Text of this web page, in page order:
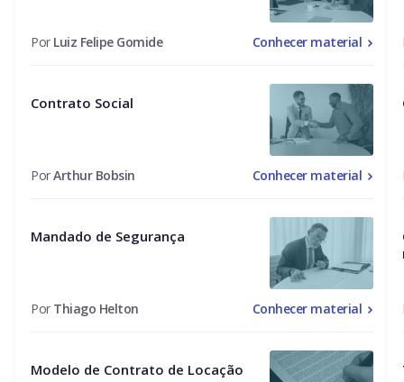
Por Luiz Felipe Gomide Conhecer material
Contrato Social
PorArthur Bobsin Conhecer material
Mandado de Segurança
Por Thiago Helton Conhecer material
Modelo de Contrato de Locação